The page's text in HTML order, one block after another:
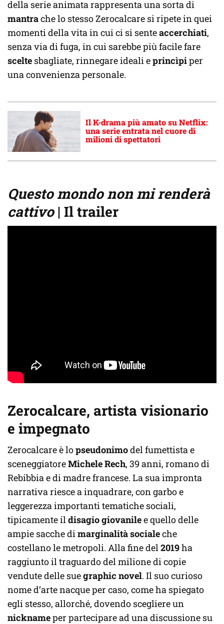
della serie animata rappresenta una sorta di
mantrache lo stesso Zerocalcare si ripete in quei
momenti della vita in cui ci si senteaccerchiati,
senza via di fuga, in cui sarebbe più facile fare
scelte sbagliate, rinnegare ideali eprincìpiper
una convenienza personale.
Il K-drama più amato su Netflix:
una serie entrata nel cuore di
milioni di spettatori
Questo mondo non mi renderà
cattivo| Il trailer
Zerocalcare, artista visionario
e impegnato
Zerocalcare è lopseudonimodel fumettista e
sceneggiatoreMichele Rech, 39 anni, romano di
Rebibbia e di madre francese. La sua impronta
narrativa riesce a inquadrare, con garbo e
leggerezza importanti tematiche sociali,
tipicamente ildisagio giovanilee quello delle
ampie sacche dimarginalità socialeche
costellano le metropoli. Alla fine del2019ha
raggiunto il traguardo del milione di copie
vendute delle suegraphic novel. Il suo curioso
nome d’arte nacque per caso, come ha spiegato
egli stesso, allorché, dovendo scegliere un
nicknameper partecipare ad una discussione su